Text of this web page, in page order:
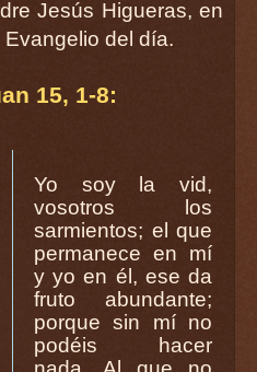
Jesús Higueras, en
del día.
15, 1-8:
Yo soy la vid,
vosotros los
sarmientos; el que
permanece en mí
y yo en él, ese da
fruto abundante;
porque sin mí no
podéis hacer